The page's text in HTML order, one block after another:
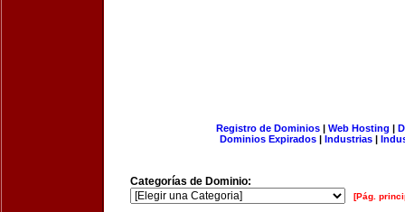
Registro de Dominios| Web Hosting |
Dominios Expirados | Industrias |
Categorías de Dominio:
[Pág.